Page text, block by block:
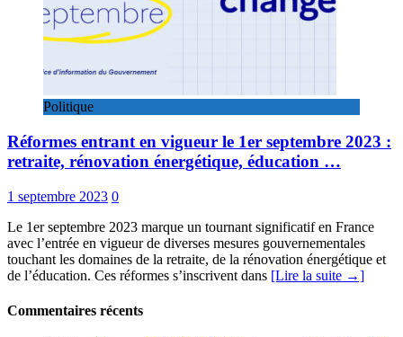
Politique
Réformes entrant en vigueur le 1er septembre 2023 :
retraite, rénovation énergétique, éducation …
1 septembre 2023 0
Le 1er septembre 2023 marque un tournant significatif en France
avec l’entrée en vigueur de diverses mesures gouvernementales
touchant les domaines de la retraite, de la rénovation énergétique et
de l’éducation. Ces réformes s’inscrivent dans [Lire la suite →]
Commentaires récents